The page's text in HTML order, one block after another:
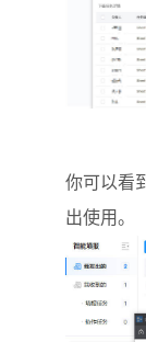
你可以看
出使用。